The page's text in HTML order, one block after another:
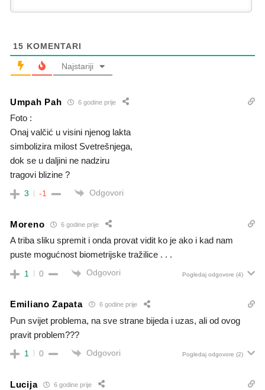
15 KOMENTARI
Najstariji
Umpah Pah 6 godine prije
Foto :
Onaj valčić u visini njenog lakta
simbolizira milost Svetrešnjega,
dok se u daljini ne nadziru
tragovi blizine ?
3 -1 Odgovori
Moreno 6 godine prije
A triba sliku spremit i onda provat vidit ko je ako i kad nam
puste mogućnost biometrijske tražilice . . .
1 0 Odgovori Pogledaj odgovore (4)
Emiliano Zapata 6 godine prije
Pun svijet problema, na sve strane bijeda i uzas, ali od ovog
pravit problem???
1 0 Odgovori Pogledaj odgovore (2)
Lucija 6 godine prije